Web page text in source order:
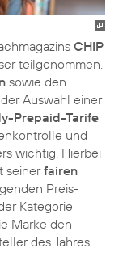
CHIP
teilgenommen.
sowie den
Auswahl einer
Prepaid-Tarife
und
wichtig. Hierbei
seinerfairen
Preis-
Kategorie
Marke den
des Jahres